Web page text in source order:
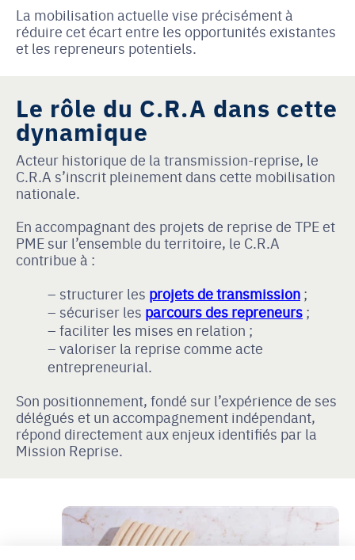
La mobilisation actuelle vise précisément à
réduire cet écart entre les opportunités existantes
et les repreneurs potentiels.
Le rôle du C.R.A dans cette
dynamique
Acteur historique de la transmission-reprise, le
C.R.A s’inscrit pleinement dans cette mobilisation
nationale.
En accompagnant des projets de reprise de TPE et
PME sur l’ensemble du territoire, le C.R.A
contribue à :
structurer les projets de transmission ;
sécuriser les parcours des repreneurs ;
faciliter les mises en relation ;
valoriser la reprise comme acte
entrepreneurial.
Son positionnement, fondé sur l’expérience de ses
délégués et un accompagnement indépendant,
répond directement aux enjeux identifiés par la
Mission Reprise.